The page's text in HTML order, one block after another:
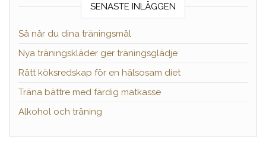
SENASTE INLÄGGEN
Så når du dina träningsmål
Nya träningskläder ger träningsglädje
Rätt köksredskap för en hälsosam diet
Träna bättre med färdig matkasse
Alkohol och träning